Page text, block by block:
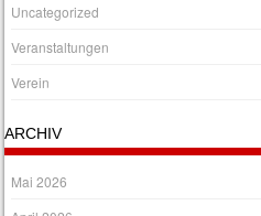
Uncategorized
Veranstaltungen
Verein
ARCHIV
Mai 2026